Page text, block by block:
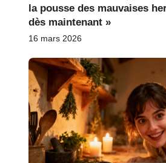
la pousse des mauvaises
dès maintenant »
16 mars 2026